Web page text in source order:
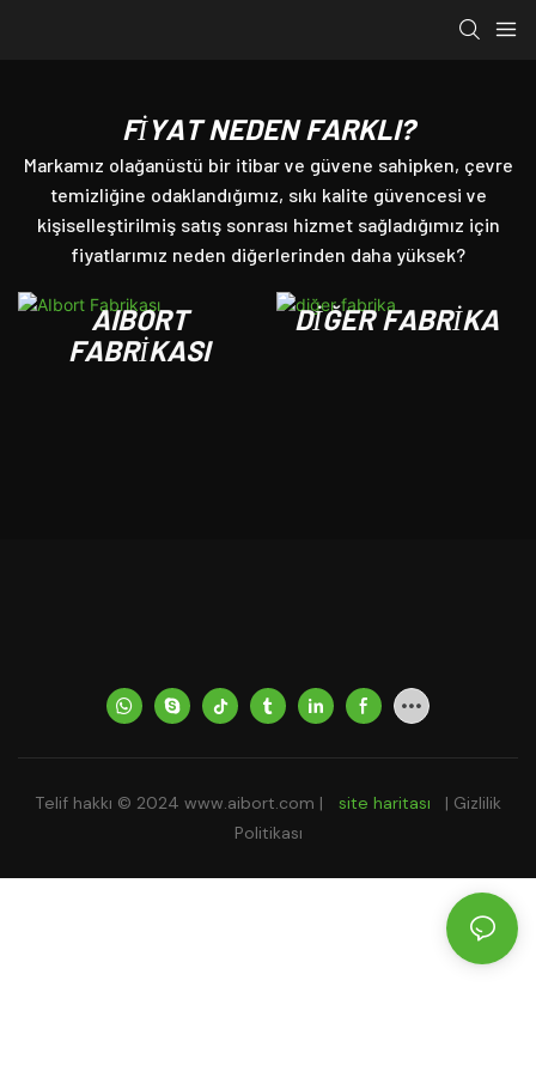
FIYAT NEDEN FARKLI?
Markamız olağanüstü bir itibar ve güvene sahipken, çevre
temizliğine odaklandığımız, sıkı kalite güvencesi ve
kişiselleştirilmiş satış sonrası hizmet sağladığımız için
fiyatlarımız neden diğerlerinden daha yüksek?
AIBORT
FABRIKASI
DIĞER FABRIKA
Telif hakkı © 2024 www.aibort.com | site haritası | Gizlilik
Politikası